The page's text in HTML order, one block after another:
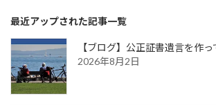
最近アップされた記事一覧
【ブログ】公正証書遺言を作っ
2026年8月2日